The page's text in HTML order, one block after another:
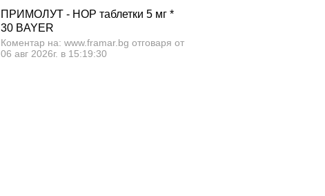
ПРИМОЛУТ - НОР таблетки 5 мг *
30 BAYER
Коментар на: www.framar.bg отговаря от
06 авг 2026г. в 15:19:30